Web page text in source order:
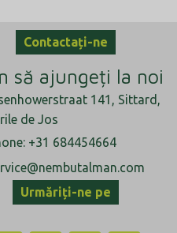
Contactați-ne
să ajungeți la noi
141, Sittard,
de Jos
+31 684454664
Urmăriți-ne pe